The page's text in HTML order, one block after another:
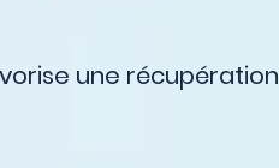
une récupération